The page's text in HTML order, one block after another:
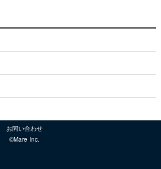
お問い合わせ
©Mare Inc.